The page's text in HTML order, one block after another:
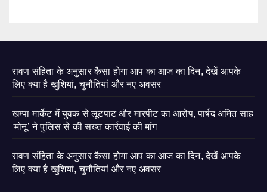
रावण संहिता के अनुसार कैसा होगा आप का आज का दिन, देखें आपके
लिए क्या है खुशियां, चुनौतियां और नए अवसर
खम्पा मार्केट में युवक से लूटपाट और मारपीट का आरोप, पार्षद अमित साह
‘मोनू’ ने पुलिस से की सख्त कार्रवाई की मांग
रावण संहिता के अनुसार कैसा होगा आप का आज का दिन, देखें आपके
लिए क्या है खुशियां, चुनौतियां और नए अवसर